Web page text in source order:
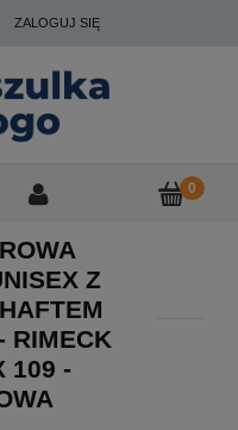
ZALOGUJ SIĘ
Z
RIMECK
109 -